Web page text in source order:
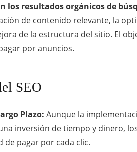
los resultados orgánicos de
de contenido relevante, la
de la estructura del sitio. El
por anuncios.
SEO
Plazo: Aunque la
inversión de tiempo y dinero,
de pagar por cada clic.